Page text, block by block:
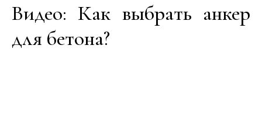
Видео: Как выбрать анкер
для бетона?